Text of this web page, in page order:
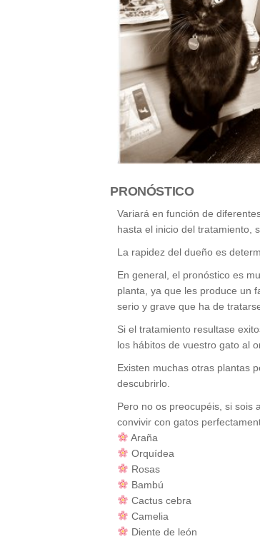
PRONÓSTICO
Variará en función de
hasta el inicio del tratamiento,
La rapidez del dueño es
En general, el pronóstico es
planta, ya que les produce un
serio y grave que ha de
Si el tratamiento resultase
los hábitos de vuestro gato al
Existen muchas otras plantas
descubrirlo.
Pero no os preocupéis, si sois
convivir con gatos
Araña
Orquídea
Rosas
Bambú
Cactus cebra
Camelia
Diente de león